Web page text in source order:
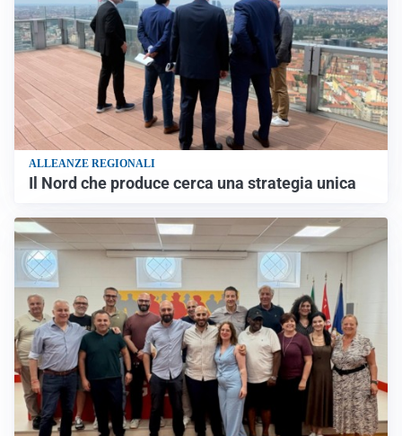
ALLEANZE REGIONALI
Il Nord che produce cerca una strategia unica